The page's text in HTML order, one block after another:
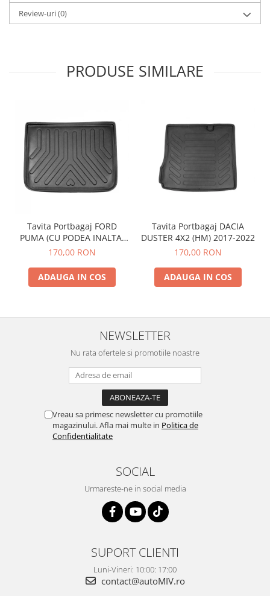
Review-uri(0)
PRODUSE SIMILARE
Tavita Portbagaj FORD
PUMA (CU PODEA INALTA)
2019-
170,00 RON
ADAUGA IN COS
Tavita Portbagaj DACIA
DUSTER 4X2 (HM) 2017-2022
170,00 RON
ADAUGA IN COS
NEWSLETTER
Nu rata ofertele si promotiile noastre
Vreau sa primesc newsletter cu promotiile
magazinului. Afla mai multe in Politica de
Confidentialitate
SOCIAL
Urmareste-ne in social media
SUPORT CLIENTI
Luni-Vineri: 10:00: 17:00
contact@autoMIV.ro